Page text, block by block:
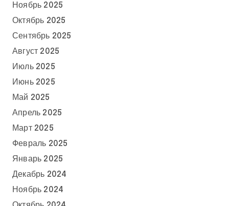
Ноябрь 2025
Октябрь 2025
Сентябрь 2025
Август 2025
Июль 2025
Июнь 2025
Май 2025
Апрель 2025
Март 2025
Февраль 2025
Январь 2025
Декабрь 2024
Ноябрь 2024